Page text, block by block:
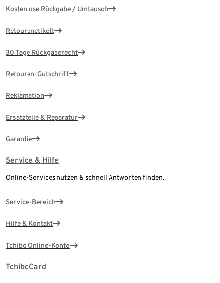
Kostenlose Rückgabe / Umtausch
Retourenetikett
30 Tage Rückgaberecht
Retouren-Gutschrift
Reklamation
Ersatzteile & Reparatur
Garantie
Service & Hilfe
Online-Services nutzen & schnell Antworten finden.
Service-Bereich
Hilfe & Kontakt
Tchibo Online-Konto
TchiboCard